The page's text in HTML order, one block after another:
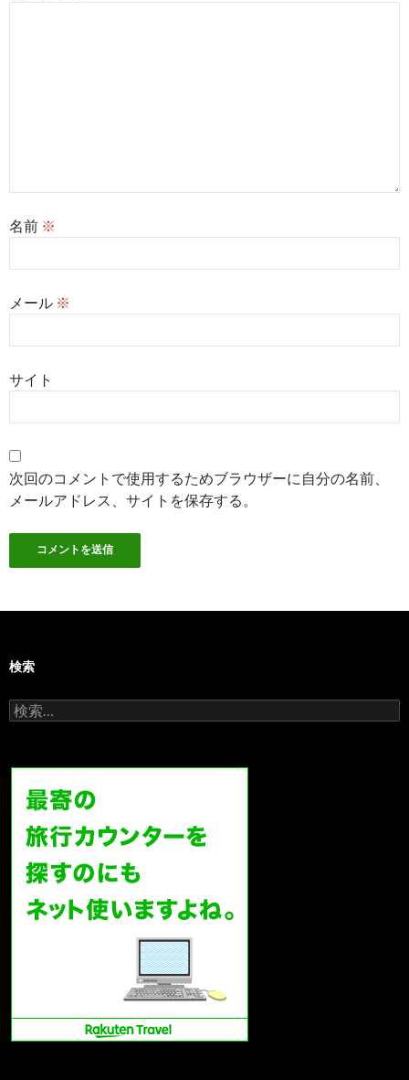
名前 ※
メール ※
サイト
次回のコメントで使用するためブラウザーに自分の名前、
メールアドレス、サイトを保存する。
検索
検
索: